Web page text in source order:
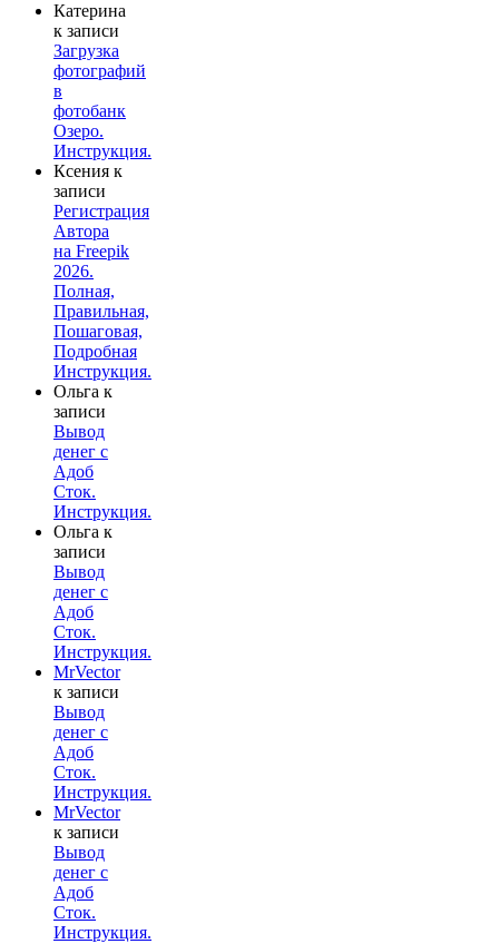
Катерина
к записи
Загрузка
фотографий
в
фотобанк
Озеро.
Инструкция.
Ксения к
записи
Регистрация
Автора
на Freepik
2026.
Полная,
Правильная,
Пошаговая,
Подробная
Инструкция.
Ольга к
записи
Вывод
денег с
Адоб
Сток.
Инструкция.
Ольга к
записи
Вывод
денег с
Адоб
Сток.
Инструкция.
MrVector
к записи
Вывод
денег с
Адоб
Сток.
Инструкция.
MrVector
к записи
Вывод
денег с
Адоб
Сток.
Инструкция.